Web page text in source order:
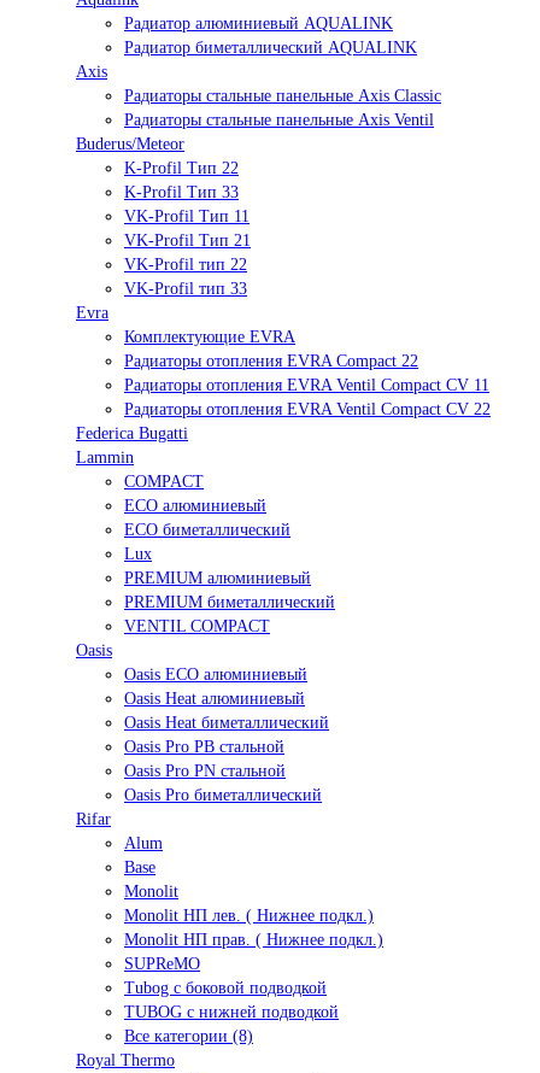
Радиатор алюминиевый AQUALINK
Радиатор биметаллический AQUALINK
Axis
Радиаторы стальные панельные Axis Classic
Радиаторы стальные панельные Axis Ventil
Buderus/Meteor
K-Profil Тип 22
K-Profil Тип 33
VK-Profil Тип 11
VK-Profil Тип 21
VK-Profil тип 22
VK-Profil тип 33
Evra
Комплектующие EVRA
Радиаторы отопления EVRA Compact 22
Радиаторы отопления EVRA Ventil Compact CV 11
Радиаторы отопления EVRA Ventil Compact CV 22
Federica Bugatti
Lammin
COMPACT
ECO алюминиевый
ECO биметаллический
Lux
PREMIUM алюминиевый
PREMIUM биметаллический
VENTIL COMPACT
Oasis
Oasis ECO алюминиевый
Oasis Heat алюминиевый
Oasis Heat биметаллический
Oasis Pro PB стальной
Oasis Pro PN стальной
Oasis Pro биметаллический
Rifar
Alum
Base
Monolit
Monolit НП лев. ( Нижнее подкл.)
Monolit НП прав. ( Нижнее подкл.)
SUPReMO
Tubog с боковой подводкой
TUBOG с нижней подводкой
Все категории (8)
Royal Thermo